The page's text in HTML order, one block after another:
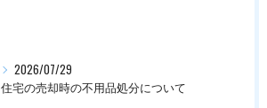
2026/07/29
住宅の売却時の不用品処分について